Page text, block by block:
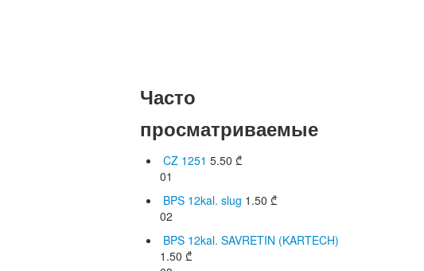
Часто
просматриваемые
CZ 1251 5.50 ₾
01
BPS 12kal. slug 1.50 ₾
02
BPS 12kal. SAVRETIN (KARTECH)
1.50 ₾